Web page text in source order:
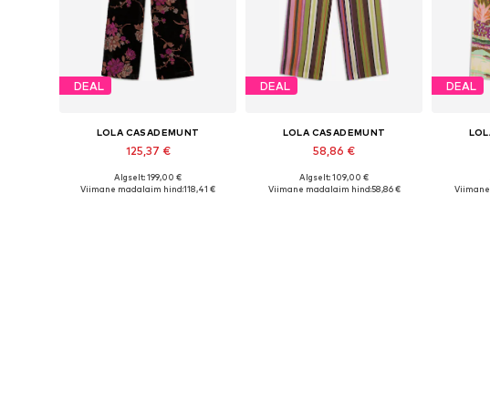
DEAL
LOLA CASADEMUNT
125,37 €
Algselt: 199,00 €
Viimane madalaim hind:118,41 €
DEAL
LOLA CASADEMUNT
58,86 €
Algselt: 109,00 €
Viimane madalaim hind:58,86 €
DEAL